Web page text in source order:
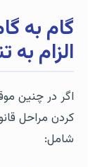
گام به
الزام
اگر در چنین
کردن مراحل
شامل: